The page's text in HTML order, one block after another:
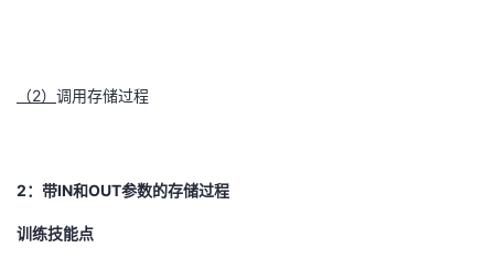
（2） 调用存储过程
2 ： 带IN和OUT参数的存储过程
训练技能点